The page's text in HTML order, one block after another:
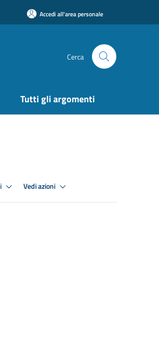
Accedi all'area personale
Cerca
Tutti gli argomenti
Vedi azioni